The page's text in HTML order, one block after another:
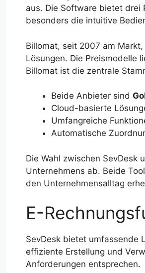
aus. Die Software bietet drei
besonders die intuitive
Billomat, seit 2007 am
Lösungen. Die Preismodelle
Billomat ist die zentrale
Beide Anbieter sind
Cloud-basierte
Umfangreiche
Automatische
Die Wahl zwischen SevDesk
Unternehmens ab. Beide
den Unternehmensalltag
E-
SevDesk bietet umfassende
effiziente Erstellung und
Anforderungen entsprechen.